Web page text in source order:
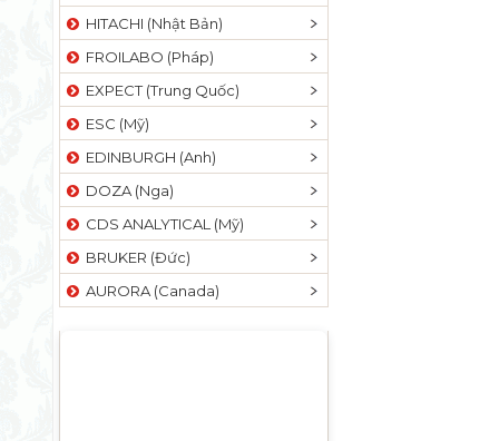
HITACHI (Nhật Bản)
FROILABO (Pháp)
EXPECT (Trung Quốc)
ESC (Mỹ)
EDINBURGH (Anh)
DOZA (Nga)
CDS ANALYTICAL (Mỹ)
BRUKER (Đức)
AURORA (Canada)